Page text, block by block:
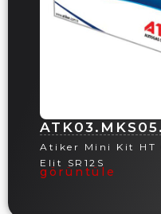
Atiker Mini Kit HT
Elit SR12S
görüntüle